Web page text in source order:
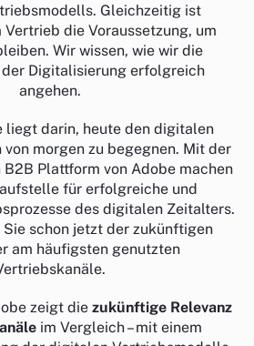
Gleichzeitig ist
die Voraussetzung, um
Wir wissen, wie wir die
Digitalisierung erfolgreich
angehen.
liegt darin, heute den digitalen
morgen zu begegnen. Mit der
Plattform von Adobe machen
für erfolgreiche und
des digitalen Zeitalters.
schon jetzt der zukünftigen
am häufigsten genutzten
zeigt die zukünftige Relevanz
im Vergleich – mit einem